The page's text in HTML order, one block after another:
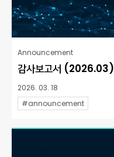
Announcement
감사보고서 (2026.03)
2026. 03. 18
#announcement